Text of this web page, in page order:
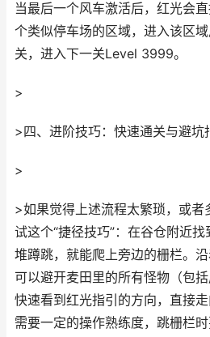
当最后一个风车激活后，红光会
个类似停车场的区域，进入该区
关，进入下一关Level 3999。
>
>四、进阶技巧：快速通关与避坑
>
>如果觉得上述流程太繁琐，或者
试这个“捷径技巧”：在谷仓附近
堆蹲跳，就能爬上旁边的栅栏。
可以避开麦田里的所有怪物（包
快速看到红光指引的方向，直接
需要一定的操作熟练度，跳栅栏